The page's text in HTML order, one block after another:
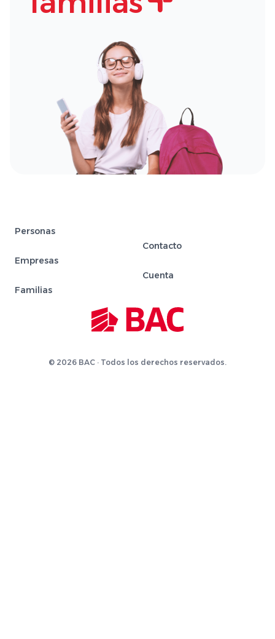
Personas
Empresas
Familias
Contacto
Cuenta
© 2026 BAC · Todos los derechos reservados.